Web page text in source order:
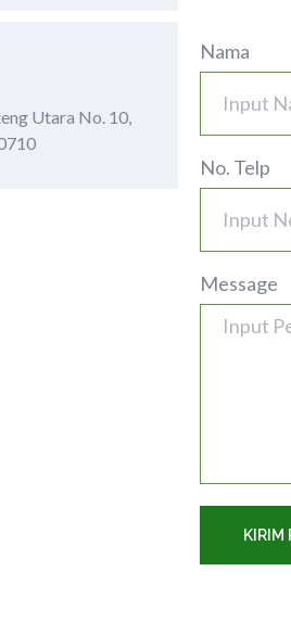
Utara No. 10,
Nama
No. Telp
Message
KIRIM